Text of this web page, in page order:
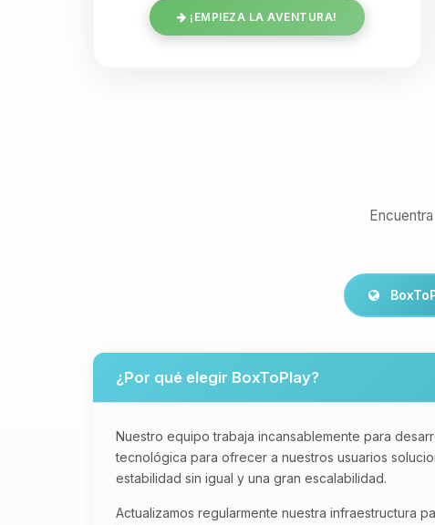
¡EMPIEZA LA AVENTURA!
¿Por qué elegir BoxToPlay?
Nuestro equipo trabaja incansablemente para
tecnológica para ofrecer a nuestros usuarios
estabilidad sin igual y una gran escalabilidad.
Actualizamos regularmente nuestra infraestructura